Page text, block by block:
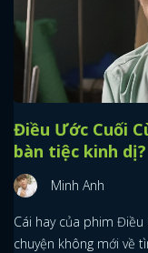
Điều Ước Cuối
bàn tiệc kinh dị?
Minh Anh
Cái hay của phim
chuyện không mới về